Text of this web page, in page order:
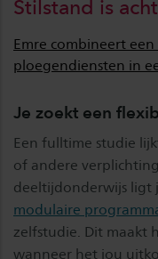
Stilstand is
Emre combineert
ploegendiensten in
Je zoekt een
Een fulltime studie
of andere
deeltijdonderwijs ligt
modulaire
zelfstudie. Dit maakt
wanneer het jou